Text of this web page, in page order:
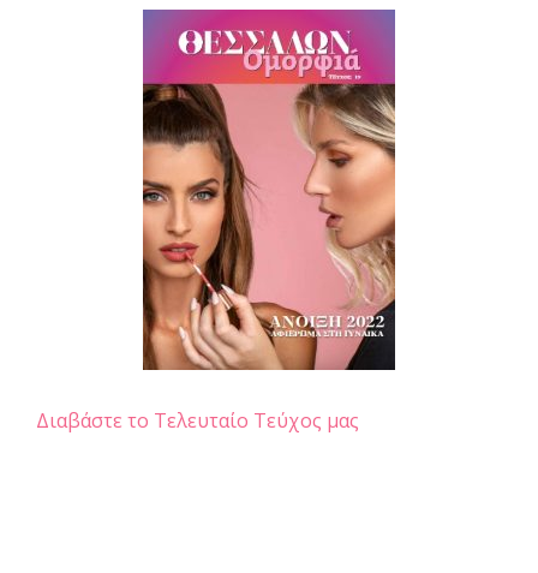
Διαβάστε το Τελευταίο Τεύχος μας